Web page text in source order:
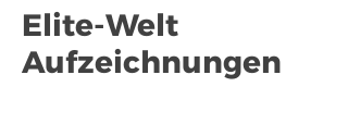
Elite-Welt
Aufzeichnungen